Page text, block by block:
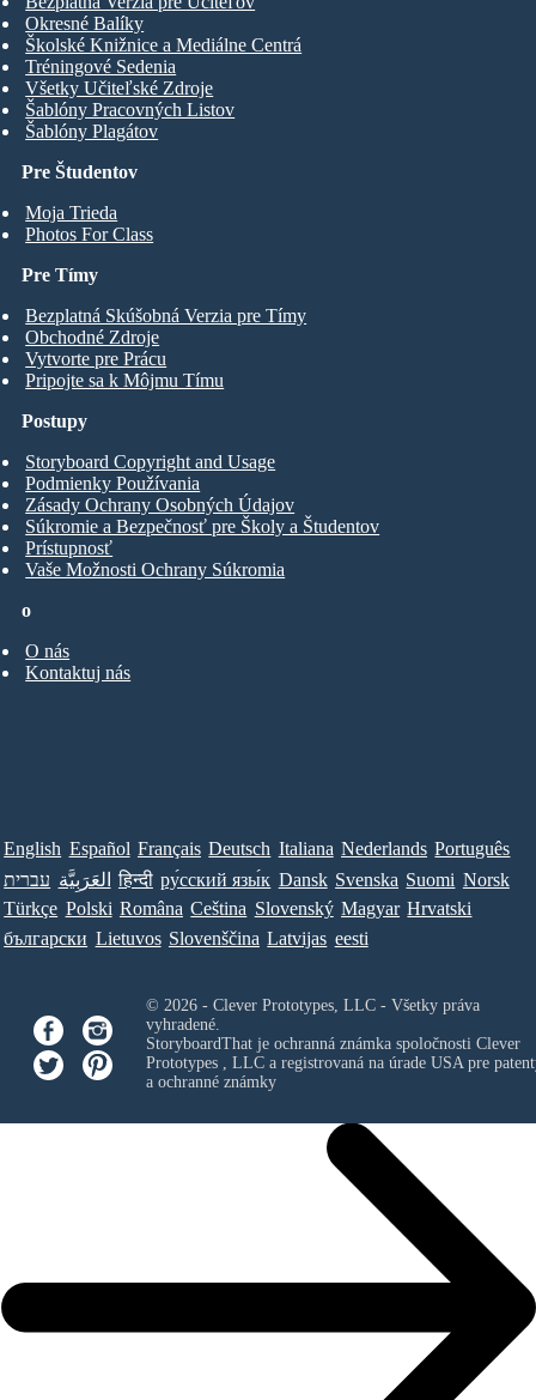
Pre Študentov
Moja Trieda
Photos For Class
Okresné Balíky
Školské Knižnice a Mediálne Centrá
Tréningové Sedenia
Všetky Učiteľské Zdroje
Šablóny Pracovných Listov
Šablóny Plagátov
Pre Tímy
Bezplatná Skúšobná Verzia pre Tímy
Obchodné Zdroje
Vytvorte pre Prácu
Pripojte sa k Môjmu Tímu
o
O nás
Kontaktuj nás
Postupy
Storyboard Copyright and Usage
Podmienky Používania
Zásady Ochrany Osobných Údajov
Súkromie a Bezpečnosť pre Školy a Študentov
Prístupnosť
Vaše Možnosti Ochrany Súkromia
English Español Français Deutsch Italiana Nederlands Português
עברית العَرَبِيَّة हिन्दी ру́сский язы́к Dansk Svenska Suomi Norsk
Türkçe Polski Româna Ceština Slovenský Magyar Hrvatski
български Lietuvos Slovenščina Latvijas eesti
© 2026 - Clever Prototypes, LLC - Všetky práva
vyhradené.
StoryboardThat je ochranná známka spoločnosti Clever
Prototypes , LLCa registrovaná na úrade USA pre
a ochranné známky